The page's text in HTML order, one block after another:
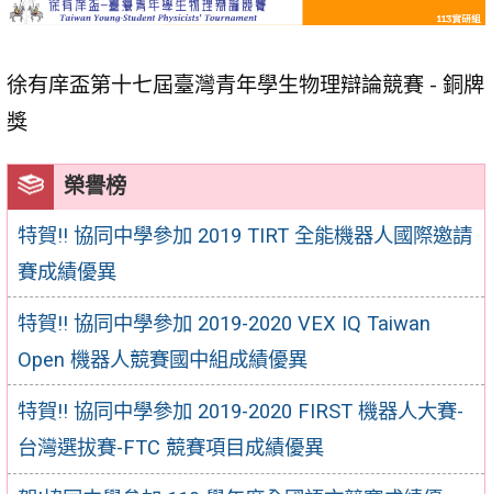
榮譽榜
特賀!! 協同中學參加 2019 TIRT 全能機器人國際邀請
賽成績優異
特賀!! 協同中學參加 2019-2020 VEX IQ Taiwan
Open 機器人競賽國中組成績優異
特賀!! 協同中學參加 2019-2020 FIRST 機器人大賽-
台灣選拔賽-FTC 競賽項目成績優異
徐有庠盃第十七屆臺灣青年學生物理辯論競賽 - 銅牌
獎